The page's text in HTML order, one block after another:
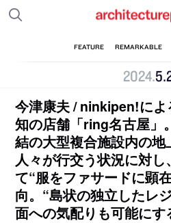
2024.5.
今津康夫 / ninkipen!によ
知の店舗「ring名古屋」
結の大型複合施設内の
人々が行交う状況に対
て“服をファサードに顕
向。“島状の独立したレ
面への気配りも可能にす